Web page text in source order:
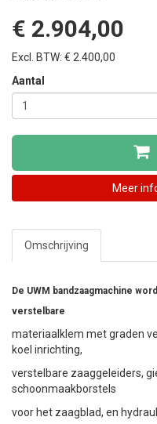
€ 2.904,00
Excl. BTW: € 2.400,00
Aantal
Meer
Omschrijving
De UWM bandzaagmachine
verstelbare
materiaalklem met graden
koel inrichting,
verstelbare zaaggeleiders,
schoonmaakborstels
voor het zaagblad, en